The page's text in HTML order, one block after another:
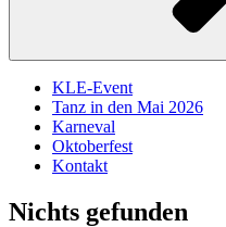
KLE-Event
Tanz in den Mai 2026
Karneval
Oktoberfest
Kontakt
Nichts gefunden